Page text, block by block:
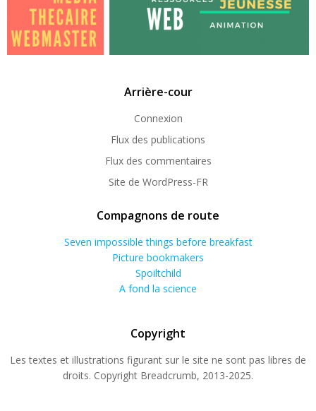
Arrière-cour
Connexion
Flux des publications
Flux des commentaires
Site de WordPress-FR
Compagnons de route
Seven impossible things before breakfast
Picture bookmakers
Spoiltchild
A fond la science
Copyright
Les textes et illustrations figurant sur le site ne sont pas libres de
droits. Copyright Breadcrumb, 2013-2025.